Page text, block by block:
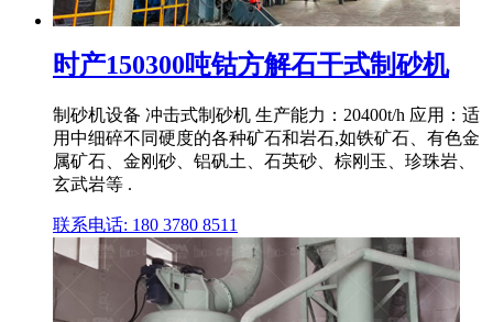
时产150300吨钴方解石干式制砂机
制砂机设备 冲击式制砂机 生产能力：20400t/h 应用：适
用中细碎不同硬度的各种矿石和岩石,如铁矿石、有色金
属矿石、金刚砂、铝矾土、石英砂、棕刚玉、珍珠岩、
玄武岩等 .
联系电话: 180 3780 8511